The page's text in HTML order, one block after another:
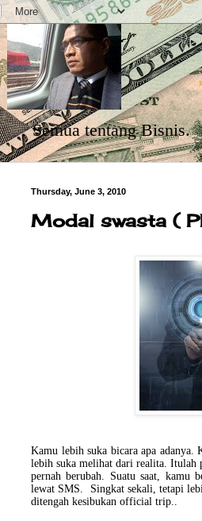
Semua tentang Bisnis.
Thursday, June 3, 2010
Modal swasta (
Kamu lebih suka bicara apa
lebih suka melihat dari realita.
pernah berubah. Suatu saat, kamu
lewat SMS. Singkat sekali, tetapi
ditengah kesibukan official trip..